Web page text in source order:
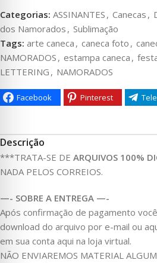
Categorias: ASSINANTES , Canecas ,
dos Namorados , Sublimação
Tags: arte caneca , caneca foto ,
NAMORADOS , estampa caneca ,
LETTERING , NAMORADOS
Facebook Pinterest
Descrição
***TRATA-SE DE ARQUIVOS 100%
NADA PELOS CORREIOS.
—- SOBRE A ENTREGA —-
Após confirmação de pagamento
download do arquivo por e-mail ou
em sua conta aqui na loja virtual.
NÃO ENVIAREMOS MATERIAL